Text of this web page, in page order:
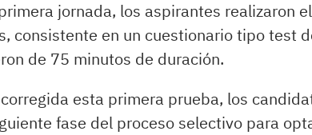
jornada, los aspirantes realizaron
consistente en un cuestionario tipo test
de 75 minutos de duración.
esta primera prueba, los
fase del proceso selectivo para